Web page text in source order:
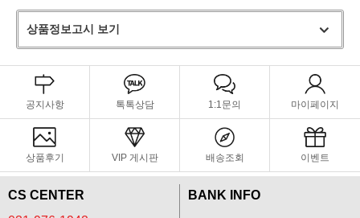
상품정보고시 보기
공지사항 톡톡상담 1:1문의 마이페이지
상품후기 VIP 게시판 배송조회 이벤트
CS CENTER
BANK INFO